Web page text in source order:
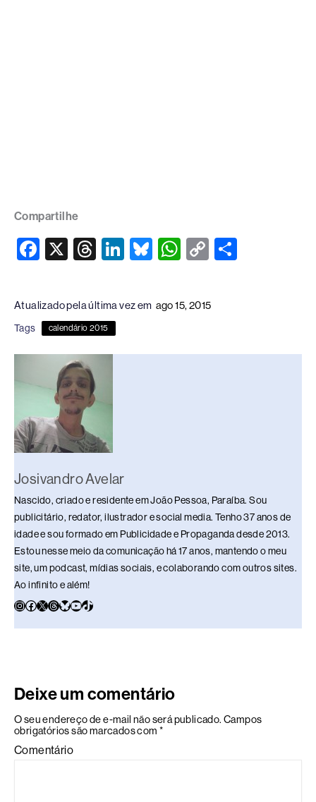
Compartilhe
F
c
e
b
o
o
X
T
e
a
d
s
Li
e
n
Bl
sk
W
at
s
p
C
p
y
n
Atualizado pela última vez em ago 15, 2015
Tags calendário 2015
Josivandro Avelar
Nascido, criado e residente em João Pessoa, Paraíba. Sou
publicitário, redator, ilustrador e social media. Tenho 37 anos de
idade e sou formado em Publicidade e Propaganda desde 2013.
Estou nesse meio da comunicação há 17 anos, mantendo o meu
site, um podcast, mídias sociais, e colaborando com outros sites.
Ao infinito e além!
Deixe um comentário
O seu endereço de e-mail não será publicado. Campos
obrigatórios são marcados com *
Comentário